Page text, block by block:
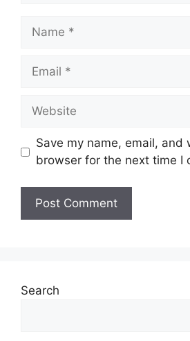
Name
Email
Website
Save my name, email, and
browser for the next time I
Search